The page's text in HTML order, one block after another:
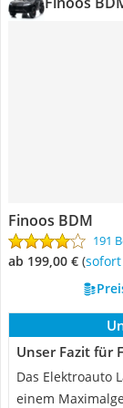
Finoos BDM
191
ab 199,00 € (
Unser Fazit für
Das Elektroauto
einem